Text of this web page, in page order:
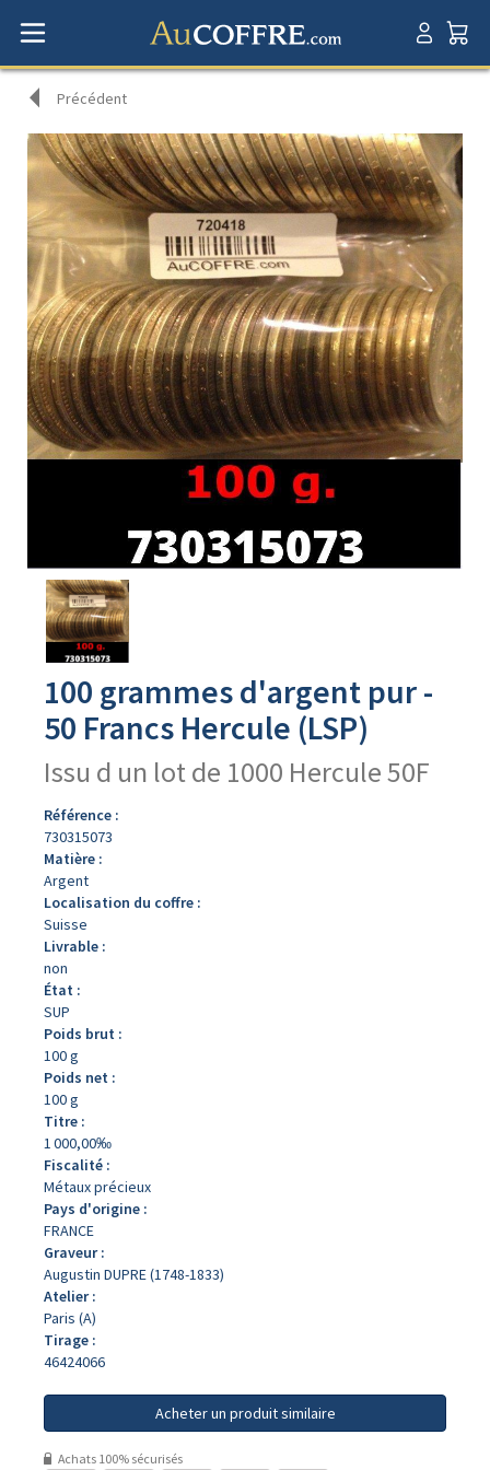
Précédent
Avers
produit
100 grammes d'argent pur -
50 Francs Hercule (LSP)
Issu d un lot de 1000 Hercule 50F
Référence :
730315073
Matière :
Argent
Localisation du coffre :
Suisse
Livrable :
non
État :
SUP
Poids brut :
100 g
Poids net :
100 g
Titre :
1 000,00‰
Fiscalité :
Métaux précieux
Pays d'origine :
FRANCE
Graveur :
Augustin DUPRE (1748-1833)
Atelier :
Paris (A)
Tirage :
46424066
Acheter un produit similaire
Achats 100% sécurisés